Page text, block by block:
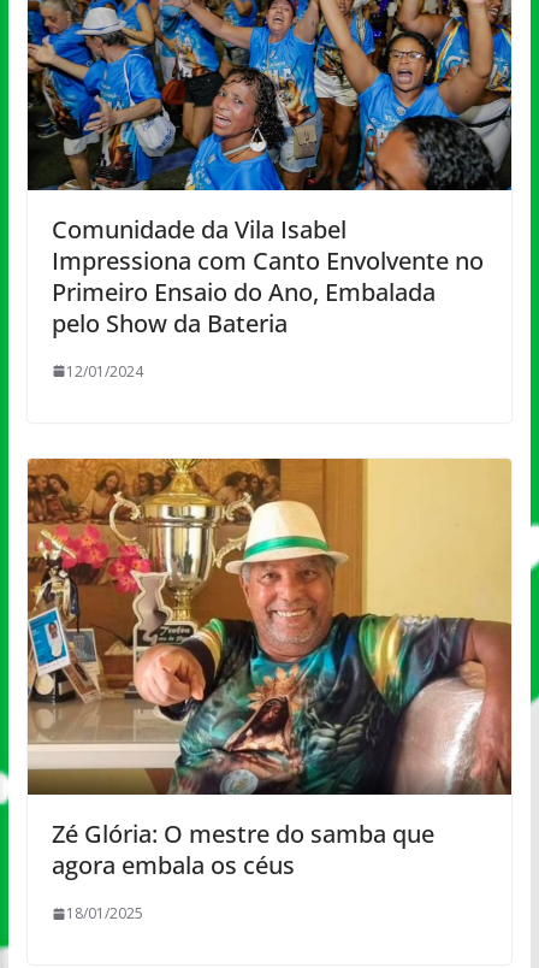
Comunidade da Vila Isabel
Impressiona com Canto Envolvente no
Primeiro Ensaio do Ano, Embalada
pelo Show da Bateria
12/01/2024
Zé Glória: O mestre do samba que
agora embala os céus
18/01/2025